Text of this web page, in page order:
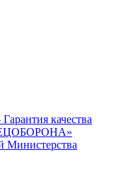
качества
Министерства